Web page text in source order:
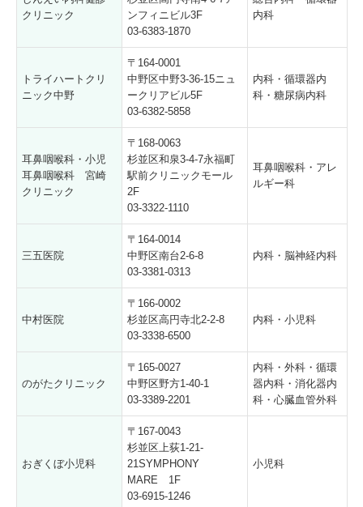
クリニック
ンフィニビル3F
03-6383-1870
内科
トライハートクリ
ニック中野
〒164-0001
中野区中野3-36-15ニュ
ークリアビル5F
03-6382-5858
内科・循環器内
科・糖尿病内科
耳鼻咽喉科・小児
耳鼻咽喉科 宮崎
クリニック
〒168-0063
杉並区和泉3-4-7永福町
駅前クリニックモール
2F
03-3322-1110
耳鼻咽喉科・アレ
ルギー科
三五医院
〒164-0014
中野区南台2-6-8
03-3381-0313
内科・脳神経内科
中村医院
〒166-0002
杉並区高円寺北2-2-8
03-3338-6500
内科・小児科
のがたクリニック
〒165-0027
中野区野方1-40-1
03-3389-2201
内科・外科・循環
器内科・消化器内
科・心臓血管外科
おぎくぼ小児科
〒167-0043
杉並区上荻1-21-
21SYMPHONY
MARE 1F
03-6915-1246
小児科